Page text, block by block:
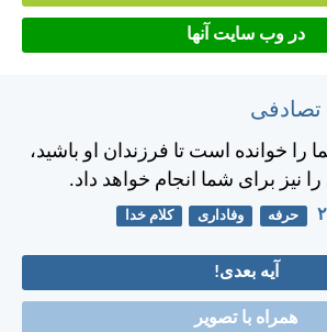
در وب سایت آنها
تصادفی
را خوانده است تا فرزندان او باشيد،
نيز برای شما انجام خواهد داد.
حرفه وفاداری کلام خدا
آیه بعدی!
همراه با تصویر